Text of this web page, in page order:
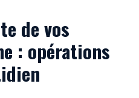
de vos
: opérations